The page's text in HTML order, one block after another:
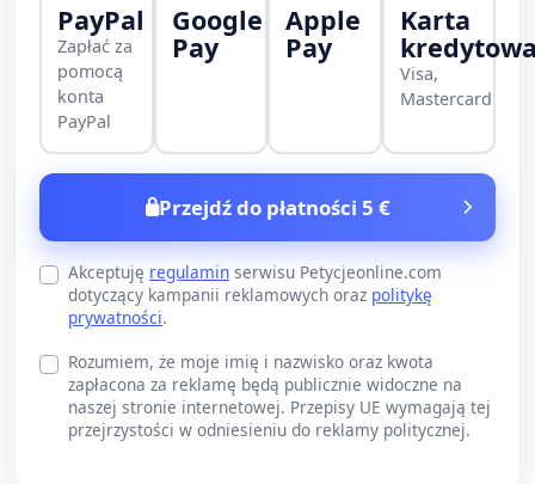
PayPal
Zapłać za
pomocą
konta
PayPal
Google
Pay
Apple
Pay
Karta
Visa,
Mastercard
Przejdź do płatności 5 €
Akceptuję regulamin serwisu Petycjeonline.com
dotyczący kampanii reklamowych oraz politykę
prywatności.
Rozumiem, że moje imię i nazwisko oraz kwota
zapłacona za reklamę będą publicznie widoczne na
naszej stronie internetowej. Przepisy UE wymagają tej
przejrzystości w odniesieniu do reklamy politycznej.